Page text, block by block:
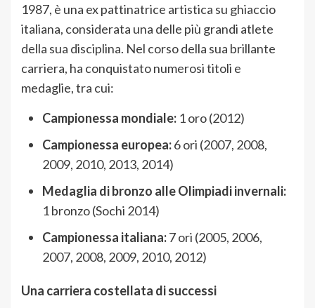
1987, è una ex pattinatrice artistica su ghiaccio
italiana, considerata una delle più grandi atlete
della sua disciplina. Nel corso della sua brillante
carriera, ha conquistato numerosi titoli e
medaglie, tra cui:
Campionessa mondiale: 1 oro (2012)
Campionessa europea:6 ori (2007, 2008,
2009, 2010, 2013, 2014)
Medaglia di bronzo alle Olimpiadi invernali:
1 bronzo (Sochi 2014)
Campionessa italiana:7 ori (2005, 2006,
2007, 2008, 2009, 2010, 2012)
Una carriera costellata di successi